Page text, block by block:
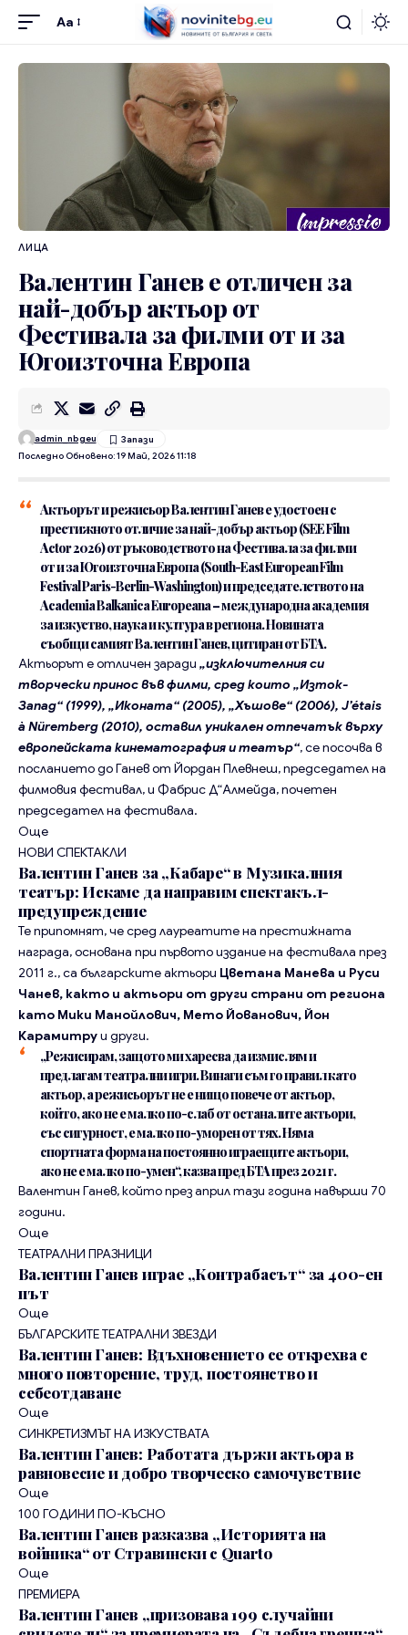
Aa
ЛИЦА
Валентин Ганев е отличен за
най-добър актьор от
Фестивала за филми от и за
Югоизточна Европа
Последно Обновено: 19 Май, 2026 11:18
admin_nbgeu
Актьорът и режисьор Валентин Ганеве удостоен с
престижното отличие за най-добър актьор (SEE Film
Actor 2026) от ръководството на Фестивала за филми
от и за Югоизточна Европа (South-East European Film
Festival Paris-Berlin-Washington) и председателството на
Academia Balkanica Europeana – международна академия
за изкуство, наука и култура в региона. Новината
съобщи самият Валентин Ганев, цитиран от БТА.
Актьорът е отличен заради „изключителния си
творчески принос във филми, сред които „Изток-
Запад“ (1999), „Иконата“ (2005), „Хъшове“ (2006), J’étais
à Nüremberg (2010), оставил уникален отпечатък върху
европейската кинематография и театър“, се посочва в
посланието до Ганев от Йордан Плевнеш, председател на
филмовия фестивал, и Фабрис Д“Алмейда, почетен
председател на фестивала.
Още
НОВИ СПЕКТАКЛИ
Валентин Ганев за „Кабаре“ в Музикалния
театър: Искаме да направим спектакъл-
предупреждение
Те припомнят, че сред лауреатите на престижната
награда, основана при първото издание на фестивала през
2011 г., са българските актьори Цветана Манева и Руси
Чанев, както и актьори от други страни от региона
като Мики Манойлович, Мето Йованович, Йон
Карамитруи други.
„Режисирам, защото ми харесва да измислям и
предлагам театрални игри. Винаги съм го правил като
актьор, а режисьорът не е нищо повече от актьор,
който, ако не е малко по-слаб от останалите актьори,
със сигурност, е малко по-уморен от тях. Няма
спортната форма на постоянно играещите актьори,
ако не е малко по-умен“, казва пред БТА през 2021 г.
Валентин Ганев, който през април тази година навърши 70
години.
Още
ТЕАТРАЛНИ ПРАЗНИЦИ
Валентин Ганев играе „Контрабасът“ за 400-ен
път
Още
БЪЛГАРСКИТЕ ТЕАТРАЛНИ ЗВЕЗДИ
Валентин Ганев: Вдъхновението се открехва с
много повторение, труд, постоянство и
себеотдаване
Още
СИНКРЕТИЗМЪТ НА ИЗКУСТВАТА
Валентин Ганев: Работата държи актьора в
равновесие и добро творческо самочувствие
Още
100 ГОДИНИ ПО-КЪСНО
Валентин Ганев разказва „Историята на
войника“ от Стравински с Quarto
Още
ПРЕМИЕРА
Валентин Ганев „призовава 199 случайни